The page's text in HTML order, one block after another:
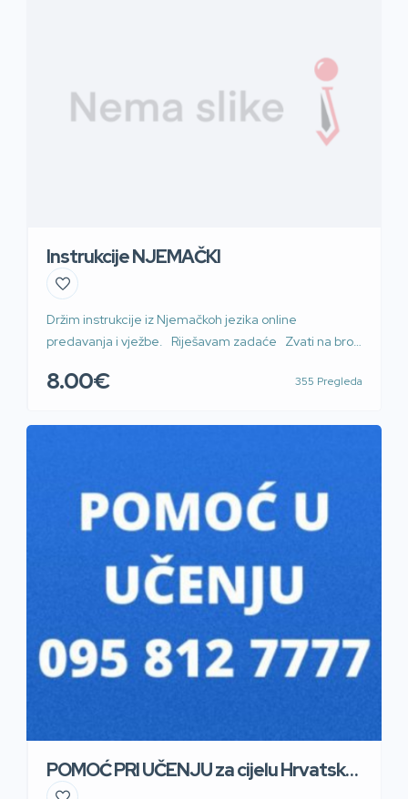
Instrukcije NJEMAČKI
Držim instrukcije iz Njemačkoh jezika online
predavanja i vježbe. Riješavam zadaće Zvati na broj
8.00€ 355 Pregleda
POMOĆ PRI UČENJU za cijelu Hrvatsku
– poduke